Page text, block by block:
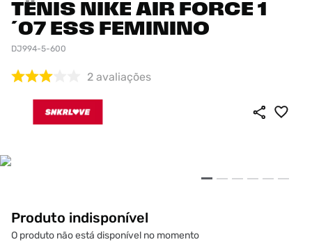
TÊNIS NIKE AIR FORCE 1
´07 ESS FEMININO
DJ994-5-600
2 avaliações
Produto indisponível
O produto não está disponível no momento